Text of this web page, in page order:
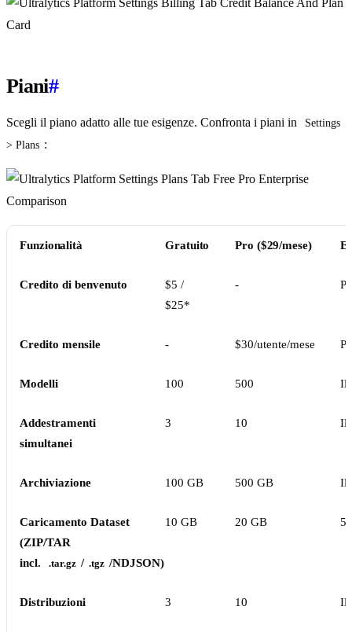
Piani#
Scegli il piano adatto alle tue esigenze. Confronta i piani in
Settings
> Plans :
Funzionalità Gratuito Pro ($29/mese)
Credito di benvenuto
$5 /
$25*
-
Credito mensile - $30/utente/mese
Modelli 100 500
Addestramenti
simultanei
3 10
Archiviazione 100 GB 500 GB
Caricamento Dataset
(ZIP/TAR
incl.
.tar.gz / .tgz /NDJSON)
10 GB 20 GB
Distribuzioni 3 10